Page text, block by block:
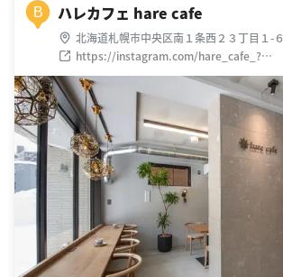
B ハレカフェ hare cafe
北海道札幌市中央区南１条西２３丁目１-６
https://instagram.com/hare_cafe_?
utm_medium=copy_link